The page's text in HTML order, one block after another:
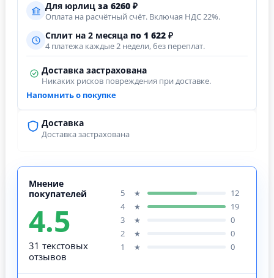
Доставка
Доставка застрахована
Для юрлиц за 6260 ₽
Оплата на расчётный счёт. Включая НДС 22%.
Сплит на 2 месяца по 1 622 ₽
4 платежа каждые 2 недели, без переплат.
Доставка застрахована
Никаких рисков повреждения при доставке.
Напомнить о покупке
Мнение
покупателей
4.5
31 текстовых
отзывов
5 ★
12
4
★
19
3
★
0
2
★
0
1
★ 0